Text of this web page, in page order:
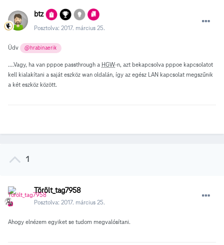
btz
Posztolva: 2017. március 25.
Üdv @hrabinaerik
....Vagy, ha van pppoe passthrough a HGW-n, azt bekapcsolva pppoe kapcsolatot
kell kialakítani a saját eszköz wan oldalán, így az egész LAN kapcsolat megszűnik
a két eszköz között.
1
Törölt_tag7958
Posztolva: 2017. március 25.
Ahogy elnézem egyiket se tudom megvalósítani.